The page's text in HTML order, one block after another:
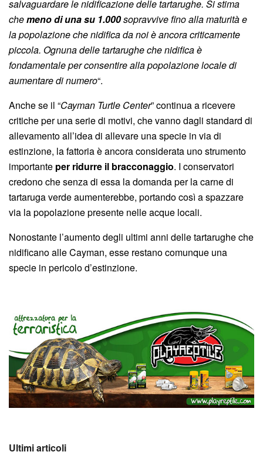
salvaguardare le nidificazione delle tartarughe. Si stima
chemeno di una su 1.000sopravvive fino alla maturità e
la popolazione che nidifica da noi è ancora criticamente
piccola. Ognuna delle tartarughe che nidifica è
fondamentale per consentire alla popolazione locale di
aumentare di numero“.
Anche se il “Cayman Turtle Center” continua a ricevere
critiche per una serie di motivi, che vanno dagli standard di
allevamento all’idea di allevare una specie in via di
estinzione, la fattoria è ancora considerata uno strumento
importante per ridurre il bracconaggio. I conservatori
credono che senza di essa la domanda per la carne di
tartaruga verde aumenterebbe, portando così a spazzare
via la popolazione presente nelle acque locali.
Nonostante l’aumento degli ultimi anni delle tartarughe che
nidificano alle Cayman, esse restano comunque una
specie in pericolo d’estinzione.
Ultimi articoli